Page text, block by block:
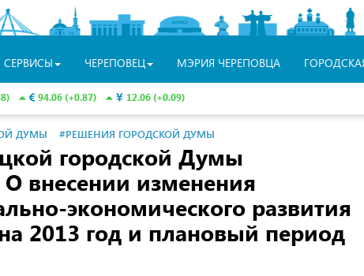
СЕРВИСЫ ЧЕРЕПОВЕЦ МЭРИЯ ЧЕРЕПОВЦА
94.06 (+0.87) 12.06 (+0.09)
ДУМЫ #РЕШЕНИЯ ГОРОДСКОЙ ДУМЫ
городской Думы
внесении изменения
экономического развития
2013 год и плановый период